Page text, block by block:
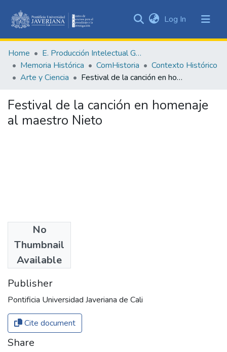
&
Collections
All of DSpace
Statistics
Log In (current)
Home
E. Producción Intelectual General
Memoria Histórica
ComHistoria
Contexto Histórico
Arte y Ciencia
Festival de la canción en homenaje al maestro Nieto
Festival de la canción en homenaje
al maestro Nieto
No
Thumbnail
Available
Authors
COMHISTORIA
Publisher
Pontificia Universidad Javeriana de Cali
Cite document
Share